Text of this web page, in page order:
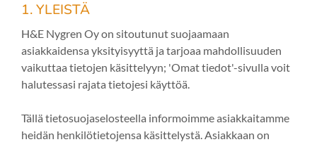
1. YLEISTÄ
H&E Nygren Oy on sitoutunut suojaamaan
asiakkaidensa yksityisyyttä ja tarjoaa mahdollisuuden
vaikuttaa tietojen käsittelyyn; 'Omat tiedot'-sivulla voit
halutessasi rajata tietojesi käyttöä.
Tällä tietosuojaselosteella informoimme asiakkaitamme
heidän henkilötietojensa käsittelystä. Asiakkaan on